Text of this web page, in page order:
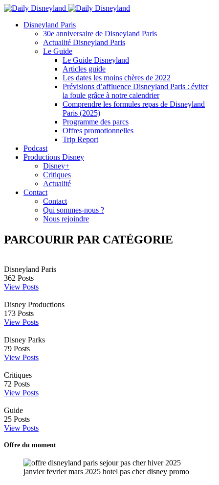
Disneyland Paris
30e anniversaire de Disneyland Paris
Actualité Disneyland Paris
Le Guide
Le Guide Disneyland
Articles guide
Les dates les moins chères de 2022
Prévisions d’affluence Disneyland Paris : éviter
la foule grâce à notre calendrier
Comprendre les formules repas de Disneyland
Paris (2025)
Programme des parcs
Offres promotionnelles
Trip Report
Podcast
Productions Disney
Disney+
Critiques
Actualité
Contact
Contact
Qui sommes-nous ?
Nous rejoindre
PARCOURIR PAR CATÉGORIE
Disneyland Paris
362 Posts
View Posts
Disney Productions
173 Posts
View Posts
Disney Parks
79 Posts
View Posts
Critiques
72 Posts
View Posts
Guide
25 Posts
View Posts
Offre du moment